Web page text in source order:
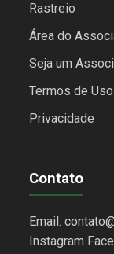
Rastreio
Área do
Seja um
Termos de Uso
Privacidade
Contato
Email:
Instagram